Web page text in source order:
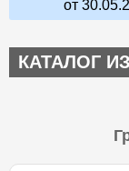
от
КАТАЛОГ